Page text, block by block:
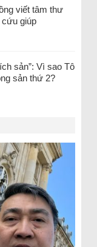
viết tâm thư
giúp
sản”: Vì sao Tô
sản thứ 2?